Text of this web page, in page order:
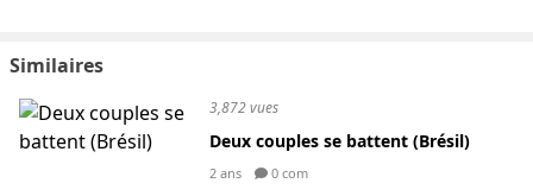
Similaires
3,872 vues
Deux couples se battent (Brésil)
2 ans 0 com